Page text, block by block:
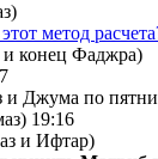
метод
и конец Фаджра)
и Джума по
19:16
и Ифтар)